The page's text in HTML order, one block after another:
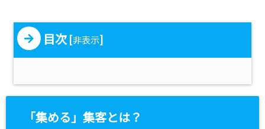
目次 [非表示]
「集める」集客とは？